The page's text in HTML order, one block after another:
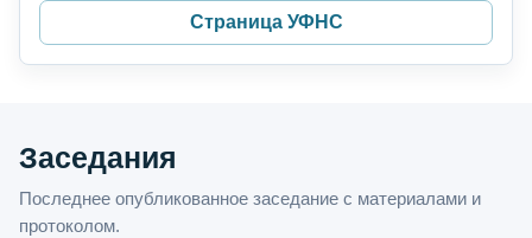
Страница УФНС
Заседания
Последнее опубликованное заседание с материалами и
протоколом.